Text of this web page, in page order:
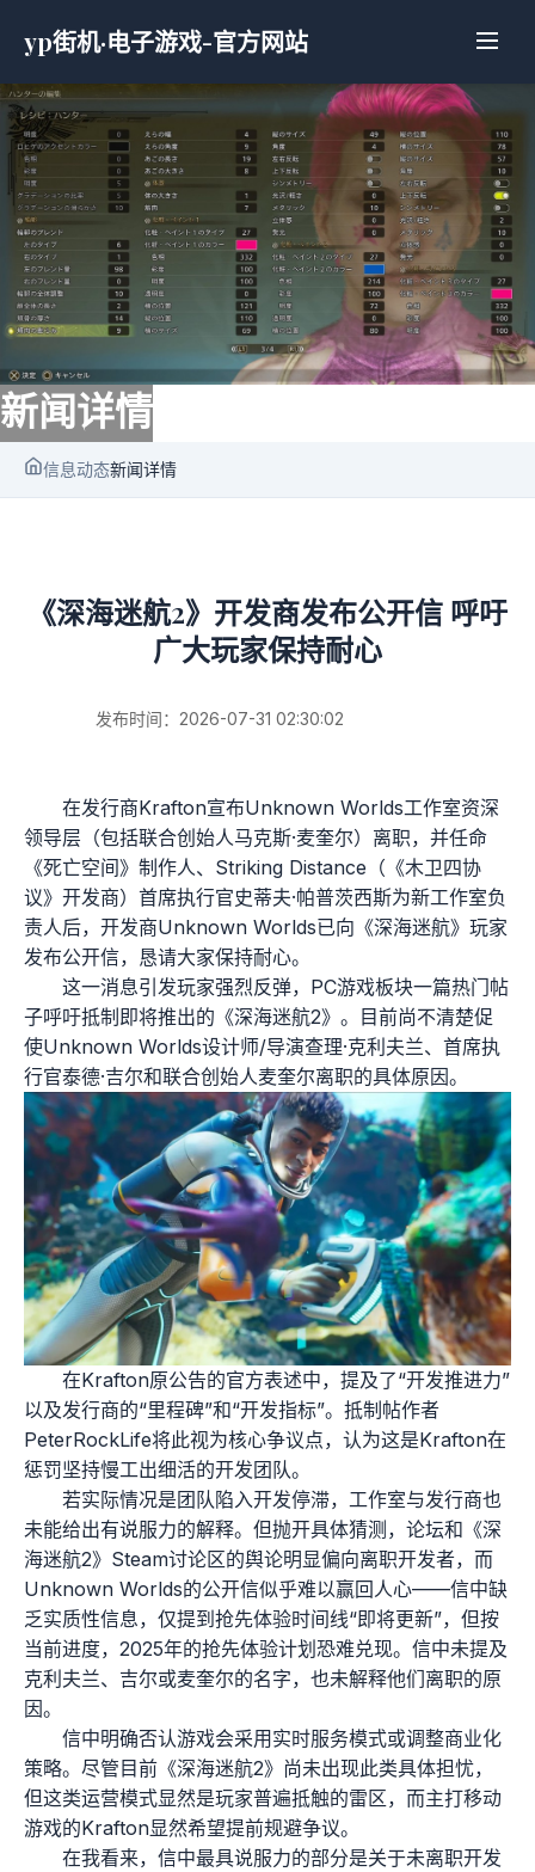
yp街机·电子游戏-官方网站
新闻详情
信息动态新闻详情
《深海迷航2》开发商发布公开信 呼吁
广大玩家保持耐心
发布时间：2026-07-31 02:30:02
在发行商Krafton宣布Unknown Worlds工作室资深
领导层（包括联合创始人马克斯·麦奎尔）离职，并任命
《死亡空间》制作人、Striking Distance（《木卫四协
议》开发商）首席执行官史蒂夫·帕普茨西斯为新工作室负
责人后，开发商Unknown Worlds已向《深海迷航》玩家
发布公开信，恳请大家保持耐心。
这一消息引发玩家强烈反弹，PC游戏板块一篇热门帖
子呼吁抵制即将推出的《深海迷航2》。目前尚不清楚促
使Unknown Worlds设计师/导演查理·克利夫兰、首席执
行官泰德·吉尔和联合创始人麦奎尔离职的具体原因。
在Krafton原公告的官方表述中，提及了“开发推进力”
以及发行商的“里程碑”和“开发指标”。抵制帖作者
PeterRockLife将此视为核心争议点，认为这是Krafton在
惩罚坚持慢工出细活的开发团队。
若实际情况是团队陷入开发停滞，工作室与发行商也
未能给出有说服力的解释。但抛开具体猜测，论坛和《深
海迷航2》Steam讨论区的舆论明显偏向离职开发者，而
Unknown Worlds的公开信似乎难以赢回人心——信中缺
乏实质性信息，仅提到抢先体验时间线“即将更新”，但按
当前进度，2025年的抢先体验计划恐难兑现。信中未提及
克利夫兰、吉尔或麦奎尔的名字，也未解释他们离职的原
因。
信中明确否认游戏会采用实时服务模式或调整商业化
策略。尽管目前《深海迷航2》尚未出现此类具体担忧，
但这类运营模式显然是玩家普遍抵触的雷区，而主打移动
游戏的Krafton显然希望提前规避争议。
在我看来，信中最具说服力的部分是关于未离职开发